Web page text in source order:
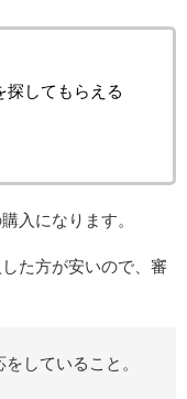
探してもらえる
入になります。
た方が安いので、審
していること。